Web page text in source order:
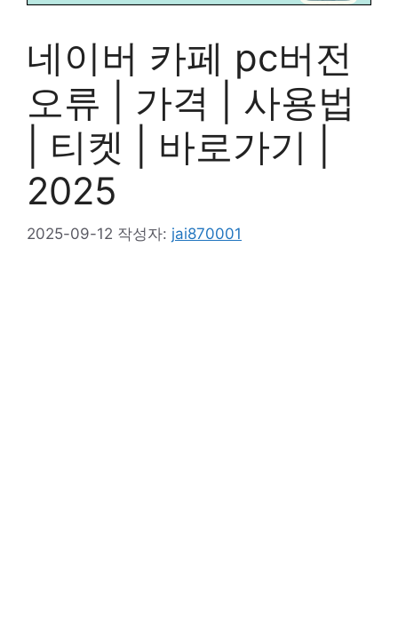
네이버 카페 pc버전
오류 | 가격 | 사용법
| 티켓 | 바로가기 |
2025
2025-09-12 작성자: jai870001